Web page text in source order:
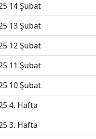
14 Şubat
13 Şubat
12 Şubat
11 Şubat
10 Şubat
4. Hafta
3. Hafta